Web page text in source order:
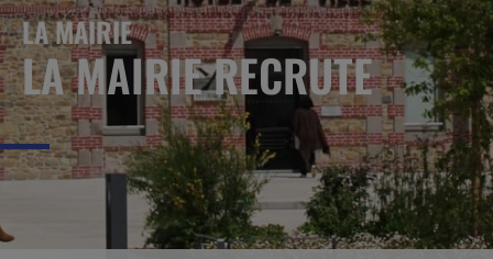
LA MAIRIE
LA MAIRIE RECRUTE